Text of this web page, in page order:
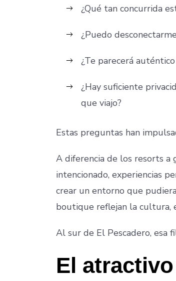
¿Qué tan concurrida
¿Puedo
¿Te parecerá
¿Hay suficiente
que viajo?
Estas preguntas han
A diferencia de los resorts a
intencionado, experiencias
crear un entorno que
boutique reflejan la cultura,
Al sur de El Pescadero, esa
El